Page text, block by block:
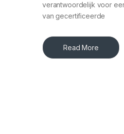
verantwoordelijk voor
van gecertificeerde
Read More